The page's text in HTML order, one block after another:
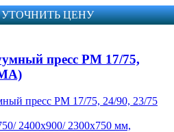
УТОЧНИТЬ ЦЕНУ
пресс PM 17/75,
2400х900/ 2300х750 мм,